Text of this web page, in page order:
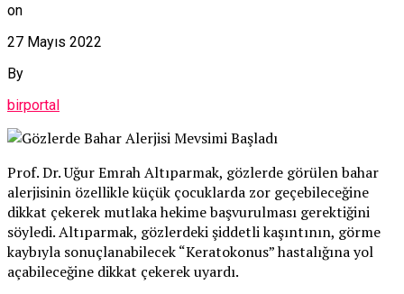
on
27 Mayıs 2022
By
birportal
Prof. Dr. Uğur Emrah Altıparmak, gözlerde görülen bahar
alerjisinin özellikle küçük çocuklarda zor geçebileceğine
dikkat çekerek mutlaka hekime başvurulması gerektiğini
söyledi. Altıparmak, gözlerdeki şiddetli kaşıntının, görme
kaybıyla sonuçlanabilecek “Keratokonus” hastalığına yol
açabileceğine dikkat çekerek uyardı.